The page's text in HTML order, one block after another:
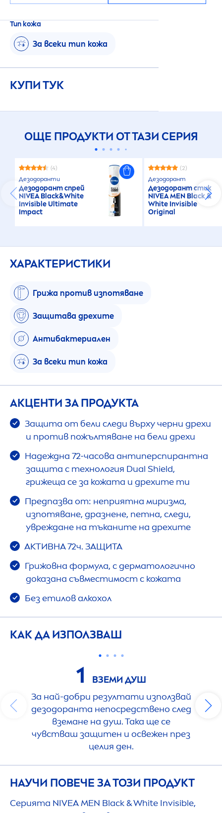
Тип кожа
За всеки тип кожа
КУПИ ТУК
ОЩЕ ПРОДУКТИ ОТ ТАЗИ СЕРИЯ
(4)
Дезодоранти
Дезодорант спрей
NIVEA Black&White
Invisible Ultimate
Impact
(2)
Дезодорант
Дезодорант стик
NIVEAMEN Black&
White Invisible
Original
ХАРАКТЕРИСТИКИ
Грижа против изпотяване
Защитава дрехите
Антибактериален
За всеки тип кожа
АКЦЕНТИ ЗА ПРОДУКТА
Защита от бели следи върху черни дрехи
и против пожълтяване на бели дрехи
Надеждна 72-часова антиперспирантна
защита с технология Dual Shield,
грижеща се за кожата и дрехите ти
Предпазва от: неприятна миризма,
изпотяване, дразнене, петна, следи,
увреждане на тъканите на дрехите
АКТИВНА 72ч. ЗАЩИТА
Грижовна формула, с дерматологично
доказана съвместимост с кожата
Без етилов алкохол
КАК ДА ИЗПОЛЗВАШ
1
ВЗЕМИ ДУШ
За най-добри резултати използвай
дезодоранта непосредствено след
вземане на душ. Така ще се
чувстваш защитен и освежен през
целия ден.
НАУЧИ ПОВЕЧЕ ЗА ТОЗИ ПРОДУКТ
Серията NIVEAMEN Black&White Invisible,